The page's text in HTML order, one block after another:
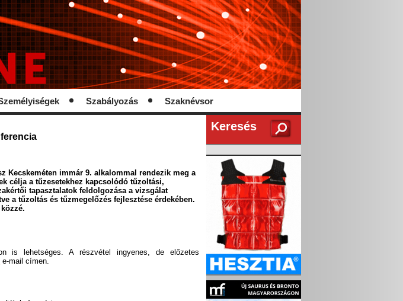
Szabályozás Szaknévsor
Kecskeméten immár 9. alkalommal rendezik meg a
célja a tűzesetekhez kapcsolódó tűzoltási,
tapasztalatok feldolgozása a vizsgálat
a tűzoltás és tűzmegelőzés fejlesztése érdekében.
is lehetséges. A részvétel ingyenes, de előzetes
e-mail címen.
Keresés